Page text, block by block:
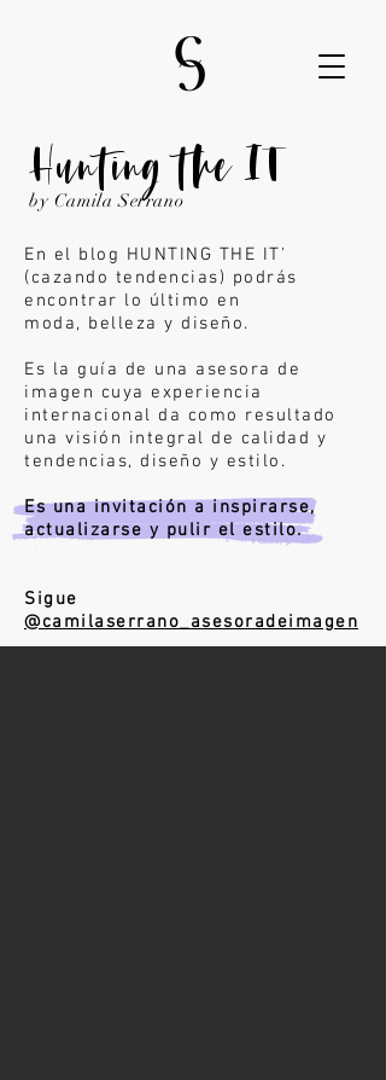
Hunting the IT
by Camila Serrano
En el blog HUNTING THE IT'
(cazando tendencias) podrás
encontrar lo último en
moda, belleza y diseño.
Es la guía de una asesora de
imagen cuya experiencia
internacional da como resultado
una visión integral de calidad y
tendencias, diseño y estilo.
Es una invitación a inspirarse,
actualizarse y pulir el estilo.
Sigue
@camilaserrano_asesoradeimagen